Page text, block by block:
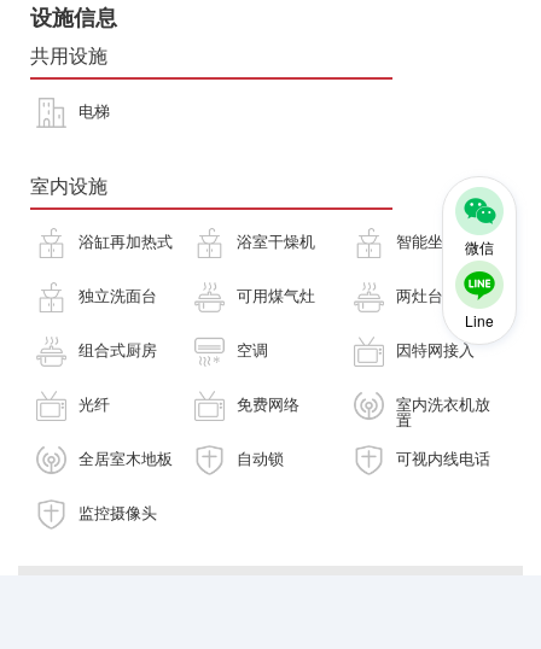
微信
Line
设施信息
共用设施
电梯
室内设施
浴缸再加热式 浴室干燥机 智能坐便器
独立洗面台 可用煤气灶 两灶台
组合式厨房 空调 因特网接入
光纤 免费网络 室内洗衣机放
置
全居室木地板
自动锁 可视内线电话
监控摄像头